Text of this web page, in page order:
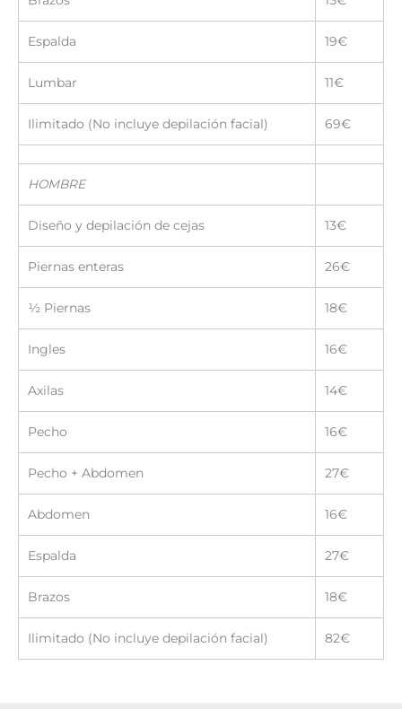
Espalda 19€
Lumbar 11€
Ilimitado (No incluye depilación facial) 69€
HOMBRE
Diseño y depilación de cejas 13€
Piernas enteras 26€
½ Piernas 18€
Ingles 16€
Axilas 14€
Pecho 16€
Pecho + Abdomen 27€
Abdomen 16€
Espalda 27€
Brazos 18€
Ilimitado (No incluye depilación facial) 82€